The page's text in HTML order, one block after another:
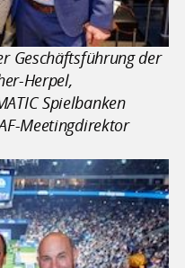
Geschäftsführung der
Herpel,
Spielbanken
Meetingdirektor